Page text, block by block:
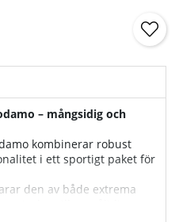
– mångsidig och
kombinerar robust
i ett sportigt paket för
den av både extrema